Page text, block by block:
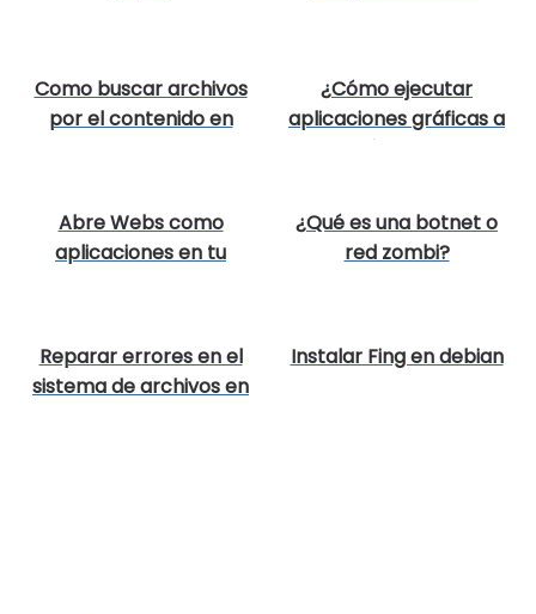
Como buscar archivos
por el contenido en
¿Cómo ejecutar
aplicaciones gráficas a
través de SSH?
Abre Webs como
aplicaciones en tu
¿Qué es una botnet o
red zombi?
Reparar errores en el
sistema de archivos en
Instalar Fing en debian